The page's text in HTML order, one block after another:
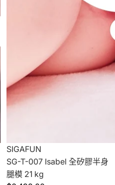
SIGAFUN
SG-T-007 Isabel 全矽膠半身
腿模 21 kg